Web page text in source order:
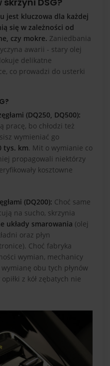
jest kluczowa dla każdej
się w zależności od
czy mokre. Zaniedbania
awarii - stary olej
delikatne
co prowadzi do usterki
(DQ250, DQ500):
pracę, bo chłodzi też
wymieniać go
tys. km. Mit o wymianie co
propagowali niektórzy
kosztowne
(DQ200): Choć same
na sucho, skrzynia
układy smarowania (olej
oraz płyn
Choć fabryka
wymian, mechanicy
obu tych płynów
opiłki z kół zębatych nie